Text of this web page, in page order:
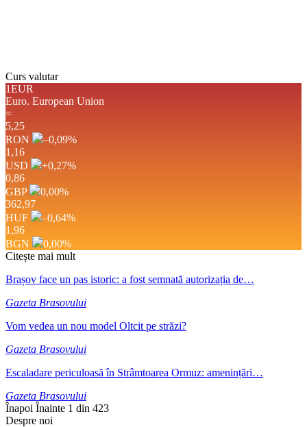
Curs valutar
1EUR
Euro. European Union
=
5,25
RON
–0,09%
1,16
USD
+0,27%
0,86
GBP
0,00%
362,97
HUF
–0,64%
1,96
BGN
0,00%
Citește mai mult
Brașov face un pas istoric: a fost semnată autorizația de…
Gazeta Brasovului
Vom vedea un nou model Oltcit pe străzi?
Gazeta Brasovului
Escaladare periculoasă în Strâmtoarea Ormuz: amenințări…
Gazeta Brasovului
Înapoi Înainte 1 din 423
Despre noi